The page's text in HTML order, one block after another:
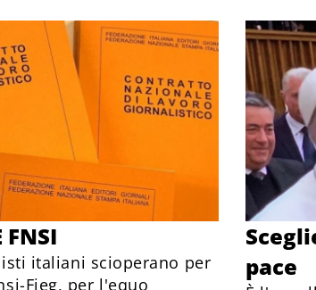
FNSI
italiani scioperano per
Fieg, per l'equo
pace